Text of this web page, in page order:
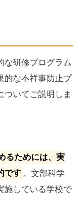
な研修プログラム
的な不祥事防止プ
ついてご説明しま
るためには、実
です 。文部科学
施している学校で